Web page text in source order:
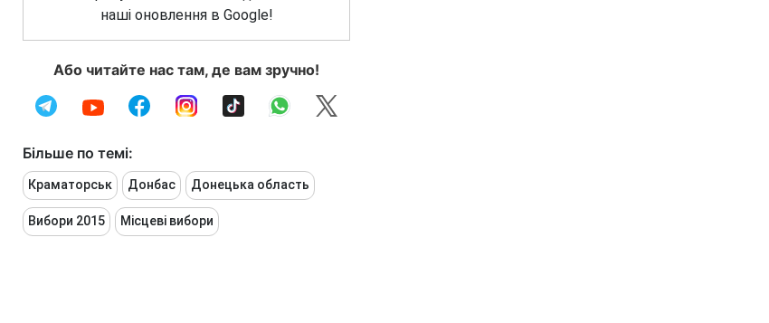
наші оновлення в Google!
Або читайте нас там, де вам зручно!
Більше по темі:
Краматорськ Донбас Донецька область
Вибори 2015 Місцеві вибори